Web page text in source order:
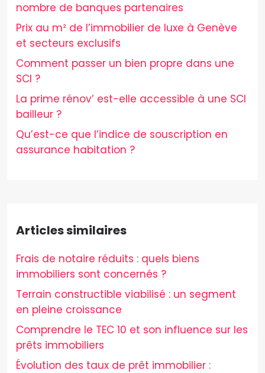
nombre de banques partenaires
Prix au m² de l’immobilier de luxe à Genève
et secteurs exclusifs
Comment passer un bien propre dans une
SCI ?
La prime rénov’ est-elle accessible à une SCI
bailleur ?
Qu’est-ce que l’indice de souscription en
assurance habitation ?
Articles similaires
Frais de notaire réduits : quels biens
immobiliers sont concernés ?
Terrain constructible viabilisé : un segment
en pleine croissance
Comprendre le TEC 10 et son influence sur les
prêts immobiliers
Évolution des taux de prêt immobilier :